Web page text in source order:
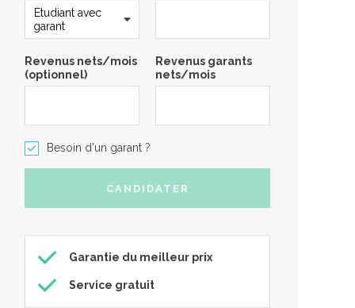
Revenus nets/mois
(optionnel)
Revenus garants
nets/mois
Besoin d'un garant ?
Garantie du meilleur prix
Service gratuit